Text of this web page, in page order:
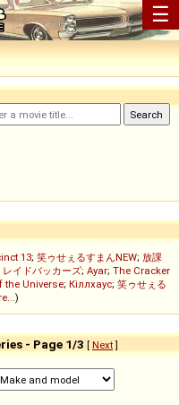
☰
13; 笑ゥせぇるすまんNEW; 放課
レイドバッカーズ; Ayar; The Cracker
the Universe; Кіллхаус; 笑ゥせぇる
)
- Page 1/3 [ Next]